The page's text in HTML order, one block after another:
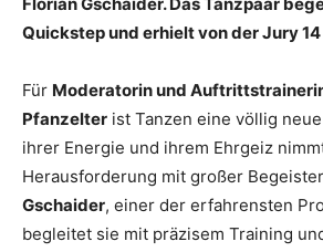
Quickstepund erhielt von der Jury
Für Moderatorin und
Pfanzelter ist Tanzen eine völlig
ihrer Energie und ihrem Ehrgeiz
Herausforderung mit großer
Gschaider, einer der erfahrensten
begleitet sie mit präzisem Training